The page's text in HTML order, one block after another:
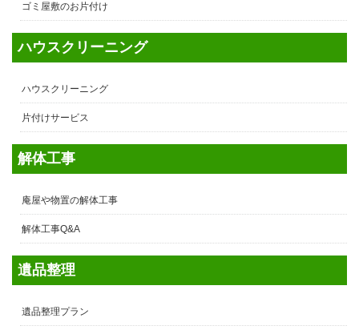
ゴミ屋敷のお片付け
ハウスクリーニング
ハウスクリーニング
片付けサービス
解体工事
庵屋や物置の解体工事
解体工事Q&A
遺品整理
遺品整理プラン